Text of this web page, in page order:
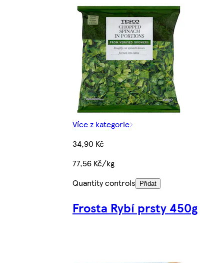
Více z kategorie
34,90 Kč
77,56 Kč/kg
Quantity controls
Přidat
Frosta Rybí prsty 450g